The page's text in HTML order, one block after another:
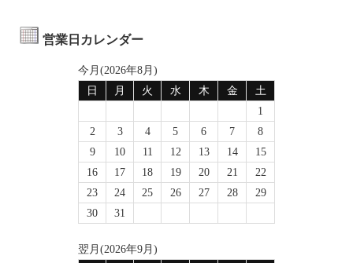
営業日カレンダー
今月(2026年8月)
日
月 火 水 木 金
土
1
2
3 4 5 6 7
8
9
10 11 12 13 14
15
16
17 18 19 20 21
22
23
24 25 26 27 28
29
30
31
翌月(2026年9月)